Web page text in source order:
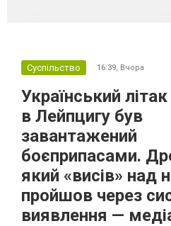
Суспільство 16:39, Вчора
Український
в Лейпцигу був
завантажений
боєприпасами.
який «висів» над
пройшов через
виявлення —